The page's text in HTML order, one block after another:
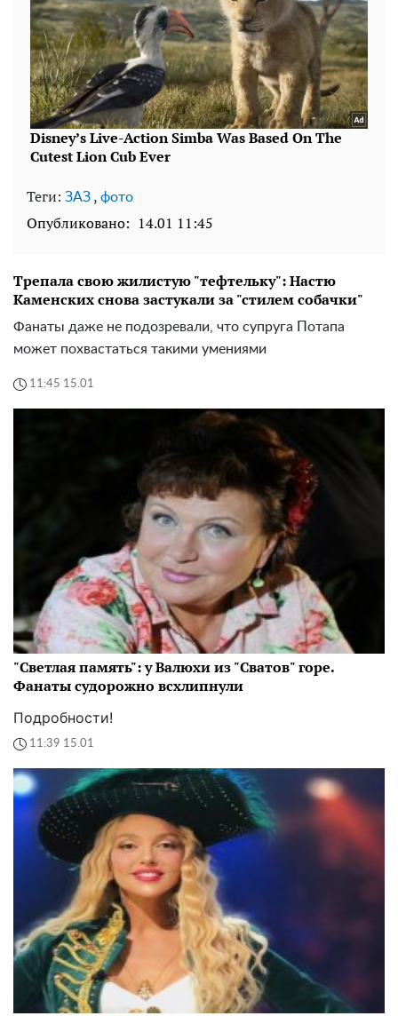
Теги: ЗАЗ , фото
Опубликовано: 14.01 11:45
Трепала свою жилистую "тефтельку": Настю
Каменских снова застукали за "стилем собачки"
Фанаты даже не подозревали, что супруга Потапа
может похвастаться такими умениями
11:45 15.01
"Светлая память": у Валюхи из "Сватов" горе.
Фанаты судорожно всхлипнули
Подробности!
11:39 15.01